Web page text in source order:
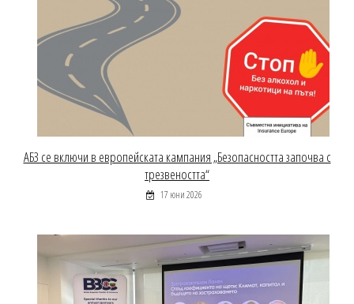
АБЗ се включи в европейската кампания „Безопасността започва с
трезвеността“
17 юни 2026